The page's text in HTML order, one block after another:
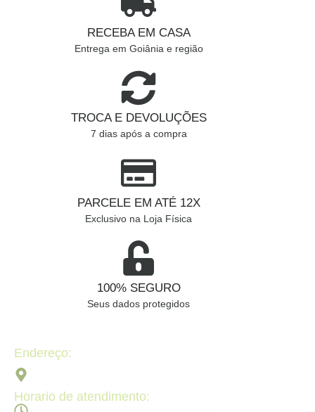
RECEBA EM CASA
Entrega em Goiânia e região
TROCA E DEVOLUÇÕES
7 dias após a compra
PARCELE EM ATÉ 12X
Exclusivo na Loja Física
100% SEGURO
Seus dados protegidos
Endereço:
Horario de atendimento: